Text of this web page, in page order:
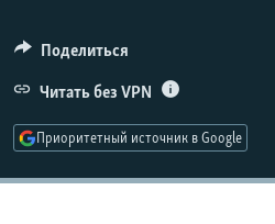
Поделиться
Читать без VPN
Приоритетный источник в Google